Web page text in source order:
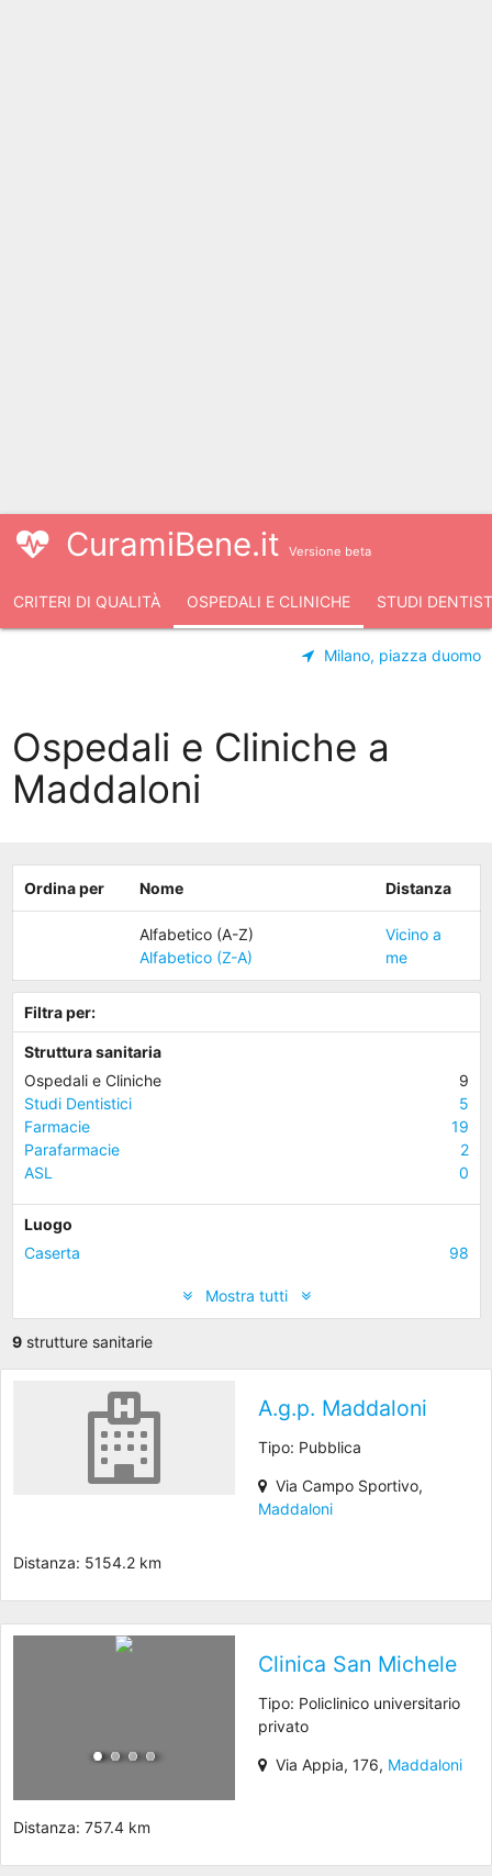
CuramiBene.it Versione beta
CRITERI DI QUALITÀ OSPEDALI E CLINICHE STUDI
Milano, piazza duomo
Ospedali e Cliniche a
Maddaloni
Ordina per Nome Distanza
Alfabetico (A-Z)
Alfabetico (Z-A)
Vicino a
me
Filtra per:
Struttura sanitaria
Ospedali e Cliniche
9
Studi Dentistici
5
Farmacie
19
Parafarmacie
2
ASL
0
Luogo
Caserta
98
Mostra tutti
9strutture sanitarie
A.g.p. Maddaloni
Tipo: Pubblica
Via Campo Sportivo,
Maddaloni
Distanza: 5154.2 km
Clinica San Michele
Tipo: Policlinico universitario
privato
Via Appia, 176, Maddaloni
Distanza: 757.4 km